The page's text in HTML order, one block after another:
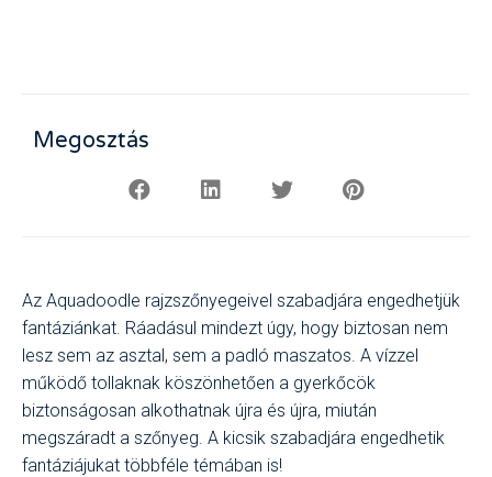
Megosztás
Az Aquadoodle rajzszőnyegeivel szabadjára engedhetjük
fantáziánkat. Ráadásul mindezt úgy, hogy biztosan nem
lesz sem az asztal, sem a padló maszatos. A vízzel
működő tollaknak köszönhetően a gyerkőcök
biztonságosan alkothatnak újra és újra, miután
megszáradt a szőnyeg. A kicsik szabadjára engedhetik
fantáziájukat többféle témában is!